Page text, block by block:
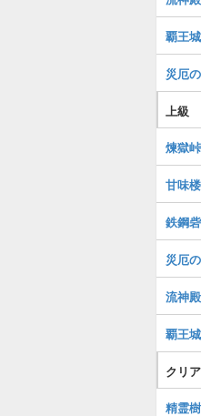
覇王
災厄
上級
煉獄
甘味
鉄鋼
災厄
流神
覇王
クリ
精霊